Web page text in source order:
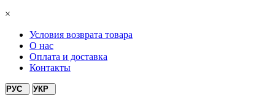
×
Условия возврата товара
О нас
Оплата и доставка
Контакты
РУС УКР